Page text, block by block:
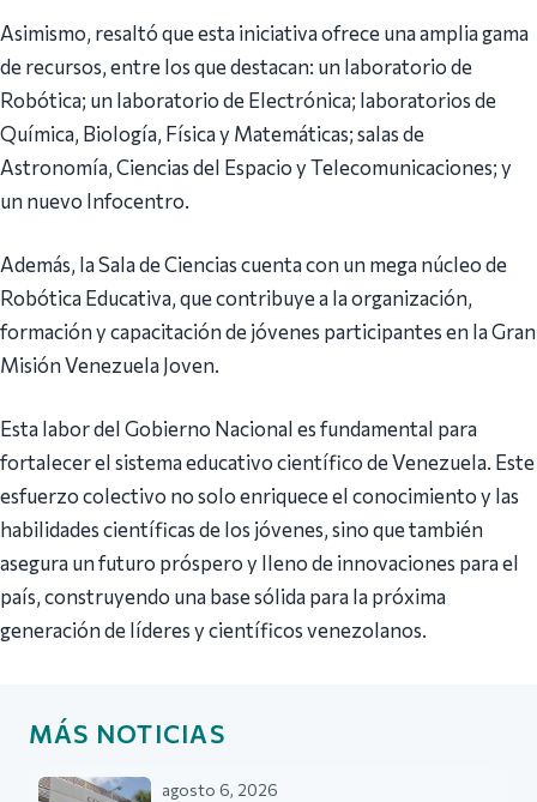
Asimismo, resaltó que esta iniciativa ofrece una amplia gama
de recursos, entre los que destacan: un laboratorio de
Robótica; un laboratorio de Electrónica; laboratorios de
Química, Biología, Física y Matemáticas; salas de
Astronomía, Ciencias del Espacio y Telecomunicaciones; y
un nuevo Infocentro.
Además, la Sala de Ciencias cuenta con un mega núcleo de
Robótica Educativa, que contribuye a la organización,
formación y capacitación de jóvenes participantes en la Gran
Misión Venezuela Joven.
Esta labor del Gobierno Nacional es fundamental para
fortalecer el sistema educativo científico de Venezuela. Este
esfuerzo colectivo no solo enriquece el conocimiento y las
habilidades científicas de los jóvenes, sino que también
asegura un futuro próspero y lleno de innovaciones para el
país, construyendo una base sólida para la próxima
generación de líderes y científicos venezolanos.
MÁS NOTICIAS
agosto 6, 2026